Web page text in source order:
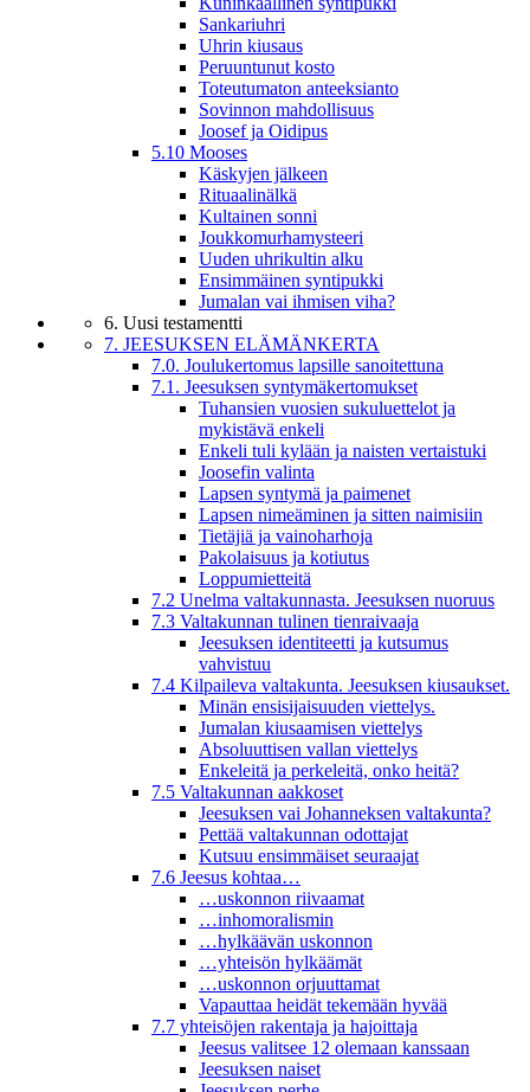
Sankariuhri
Uhrin kiusaus
Peruuntunut kosto
Toteutumaton anteeksianto
Sovinnon mahdollisuus
Joosef ja Oidipus
5.10 Mooses
Käskyjen jälkeen
Rituaalinälkä
Kultainen sonni
Joukkomurhamysteeri
Uuden uhrikultin alku
Ensimmäinen syntipukki
Jumalan vai ihmisen viha?
6. Uusi testamentti
7. JEESUKSEN ELÄMÄNKERTA
7.0. Joulukertomus lapsille sanoitettuna
7.1. Jeesuksen syntymäkertomukset
Tuhansien vuosien sukuluettelot ja
mykistävä enkeli
Enkeli tuli kylään ja naisten vertaistuki
Joosefin valinta
Lapsen syntymä ja paimenet
Lapsen nimeäminen ja sitten naimisiin
Tietäjiä ja vainoharhoja
Pakolaisuus ja kotiutus
Loppumietteitä
7.2 Unelma valtakunnasta. Jeesuksen nuoruus
7.3 Valtakunnan tulinen tienraivaaja
Jeesuksen identiteetti ja kutsumus
vahvistuu
7.4 Kilpaileva valtakunta. Jeesuksen kiusaukset.
Minän ensisijaisuuden viettelys.
Jumalan kiusaamisen viettelys
Absoluuttisen vallan viettelys
Enkeleitä ja perkeleitä, onko heitä?
7.5 Valtakunnan aakkoset
Jeesuksen vai Johanneksen valtakunta?
Pettää valtakunnan odottajat
Kutsuu ensimmäiset seuraajat
7.6 Jeesus kohtaa…
…uskonnon riivaamat
…inhomoralismin
…hylkäävän uskonnon
…yhteisön hylkäämät
…uskonnon orjuuttamat
Vapauttaa heidät tekemään hyvää
7.7 yhteisöjen rakentaja ja hajoittaja
Jeesus valitsee 12 olemaan kanssaan
Jeesuksen naiset